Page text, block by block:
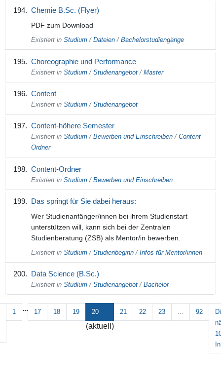
Chemie B.Sc. (Flyer)
PDF zum Download
Existiert in Studium / Dateien / Bachelorstudiengänge
Choreographie und Performance
Existiert in Studium / Studienangebot / Master
Content
Existiert in Studium / Studienangebot
Content-höhere Semester
Existiert in Studium / Bewerben und Einschreiben / Content-
Ordner
Content-Ordner
Existiert in Studium / Bewerben und Einschreiben
Das springt für Sie dabei heraus:
Wer Studienanfänger/innen bei ihrem Studienstart
unterstützen will, kann sich bei der Zentralen
Studienberatung (ZSB) als Mentor/in bewerben.
Existiert in Studium / Studienbeginn / Infos für Mentor/innen
Data Science (B.Sc.)
Existiert in Studium / Studienangebot / Bachelor
1 ... 17 18 19 20
(aktuell)
21 22 23 ... 92